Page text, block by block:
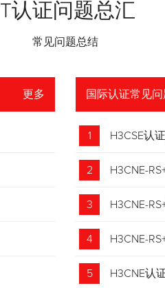
IT认证问题总汇
常见问题总结
更多 国际认证常见问
1 H3CSE认
2 H3CNE-
3 H3CNE-
4 H3CNE-
5 H3CNE认